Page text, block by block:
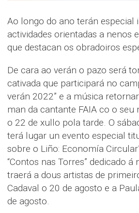
Ao longo do ano terán especial
actividades orientadas a nenos
que destacan os obradoiros
De cara ao verán o pazo será
cativada que participará no
verán 2022” e a música
man da cantante FAIA co o seu
o 22 de xullo pola tarde. O
terá lugar un evento especial
sobre o Liño: Economía
“Contos nas Torres” dedicado á
traerá a dous artistas de
Cadaval o 20 de agosto e a
de agosto.